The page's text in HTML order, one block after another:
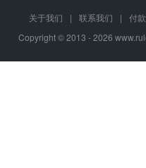
关于我们 | 联系我们 |
付
Copyright © 2013 - 2026